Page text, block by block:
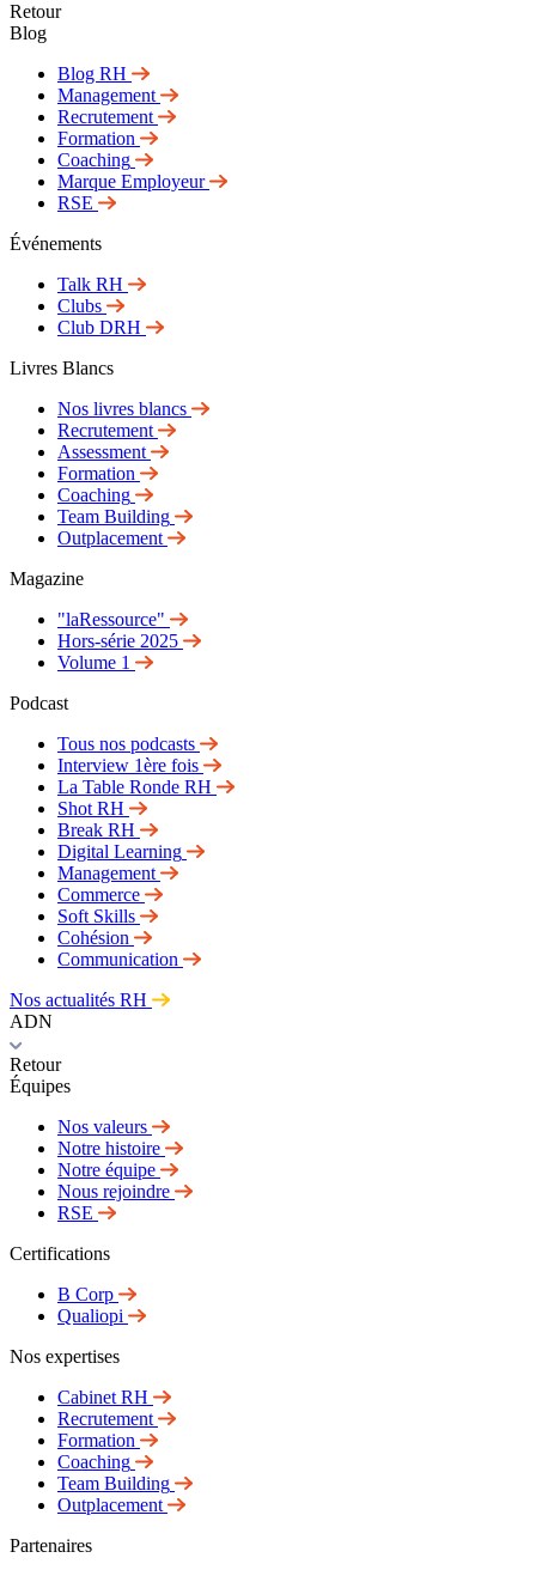
Retour
Blog
Blog RH
Management
Recrutement
Formation
Coaching
Marque Employeur
RSE
Événements
Talk RH
Clubs
Club DRH
Livres Blancs
Nos livres blancs
Recrutement
Assessment
Formation
Coaching
Team Building
Outplacement
Magazine
"laRessource"
Hors-série 2025
Volume 1
Podcast
Tous nos podcasts
Interview 1ère fois
La Table Ronde RH
Shot RH
Break RH
Digital Learning
Management
Commerce
Soft Skills
Cohésion
Communication
Nos actualités RH
ADN
Retour
Équipes
Nos valeurs
Notre histoire
Notre équipe
Nous rejoindre
RSE
Certifications
B Corp
Qualiopi
Nos expertises
Cabinet RH
Recrutement
Formation
Coaching
Team Building
Outplacement
Partenaires